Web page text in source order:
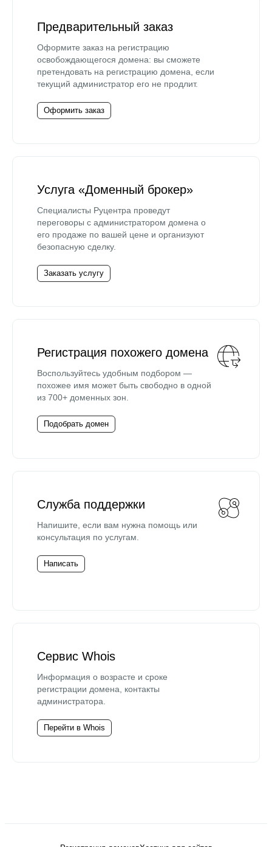
Предварительный заказ
Оформите заказ на регистрацию
освобождающегося домена: вы сможете
претендовать на регистрацию домена, если
текущий администратор его не продлит.
Оформить заказ
Услуга «Доменный брокер»
Специалисты Руцентра проведут
переговоры с администратором домена о
его продаже по вашей цене и организуют
безопасную сделку.
Заказать услугу
Регистрация похожего домена
Воспользуйтесь удобным подбором —
похожее имя может быть свободно в одной
из 700+ доменных зон.
Подобрать домен
Служба поддержки
Напишите, если вам нужна помощь или
консультация по услугам.
Написать
Сервис Whois
Информация о возрасте и сроке
регистрации домена, контакты
администратора.
Перейти в Whois